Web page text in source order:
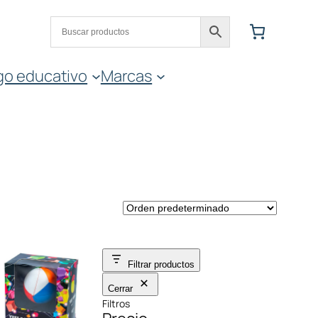
educativo Marcas
Filtrar productos
Cerrar
Filtros